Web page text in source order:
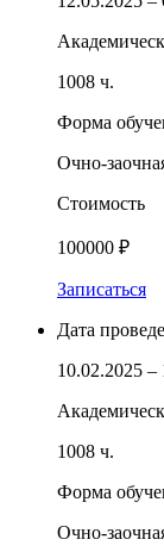
1008 ч.
Форма
Очно-
Стоимость
100000 ₽
Записаться
Дата
10.02.2025 –
1008 ч.
Форма
Очно-